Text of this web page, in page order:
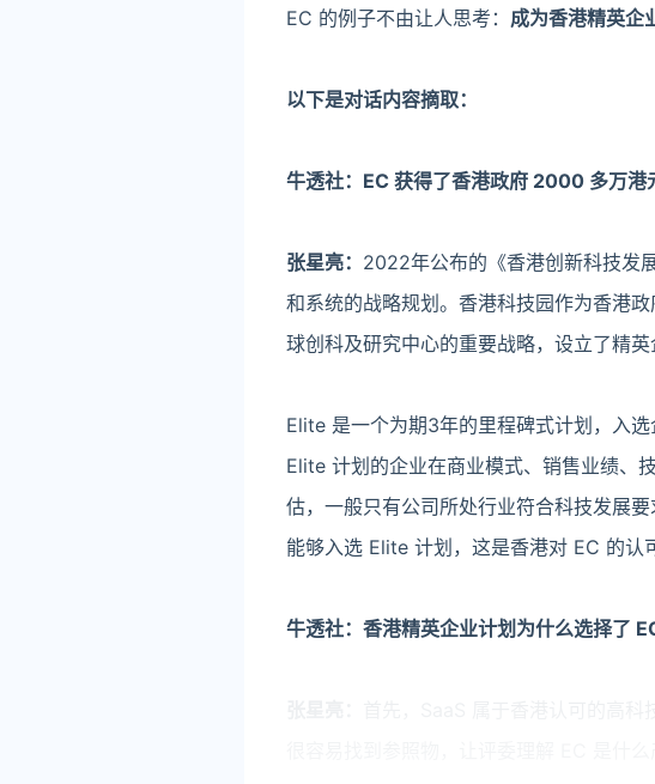
EC 的例子不由让人思考： 成为香港精英企
以下是对话内容摘取：
牛透社：EC 获得了香港政府 2000 多万港
张星亮： 2022年公布的《香港创新科技发
和系统的战略规划。香港科技园作为香港
球创科及研究中心的重要战略，设立了精
Elite 是一个为期3年的里程碑式计划，入
Elite 计划的企业在商业模式、销售业绩、
估，一般只有公司所处行业符合科技发展
能够入选 Elite 计划，这是香港对 EC 的认
牛透社：香港精英企业计划为什么选择了